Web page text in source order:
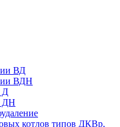
ВД
ВДН
Д
ДН
котлов типов ДКВр,